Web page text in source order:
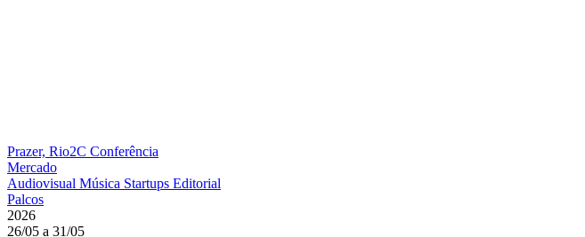
Prazer, Rio2C Conferência
Mercado
Audiovisual Música Startups Editorial
Palcos
2026
26/05 a 31/05